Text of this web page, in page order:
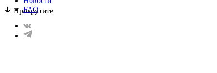
Прокрутите
FAQ